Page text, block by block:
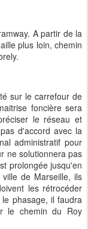
A partir de la
plus loin, chemin
sur le carrefour de
foncière sera
le réseau et
d'accord avec la
administratif pour
ne solutionnera pas
prolongée jusqu'en
de Marseille, ils
les rétrocéder
phasage, il faudra
le chemin du Roy